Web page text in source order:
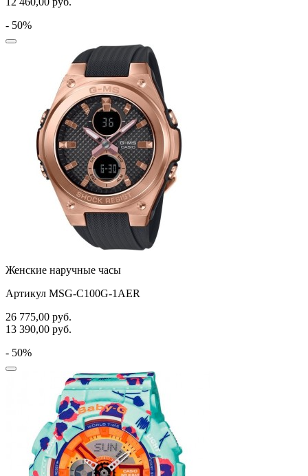
- 50%
Женские наручные часы
Артикул MSG-C100G-1AER
26 775,00 руб.
13 390,00 руб.
- 50%